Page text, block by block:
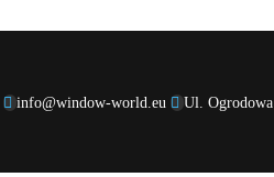
info@window-world.eu Ul.